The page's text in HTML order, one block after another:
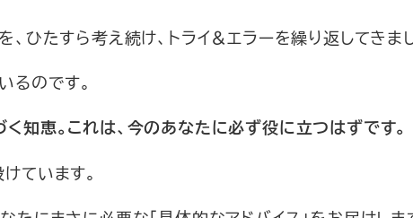
ひたすら考え続け、トライ＆エラーを繰り返してきま
るのです。
知恵。これは、今のあなたに必ず役に立つはずです。
ています。